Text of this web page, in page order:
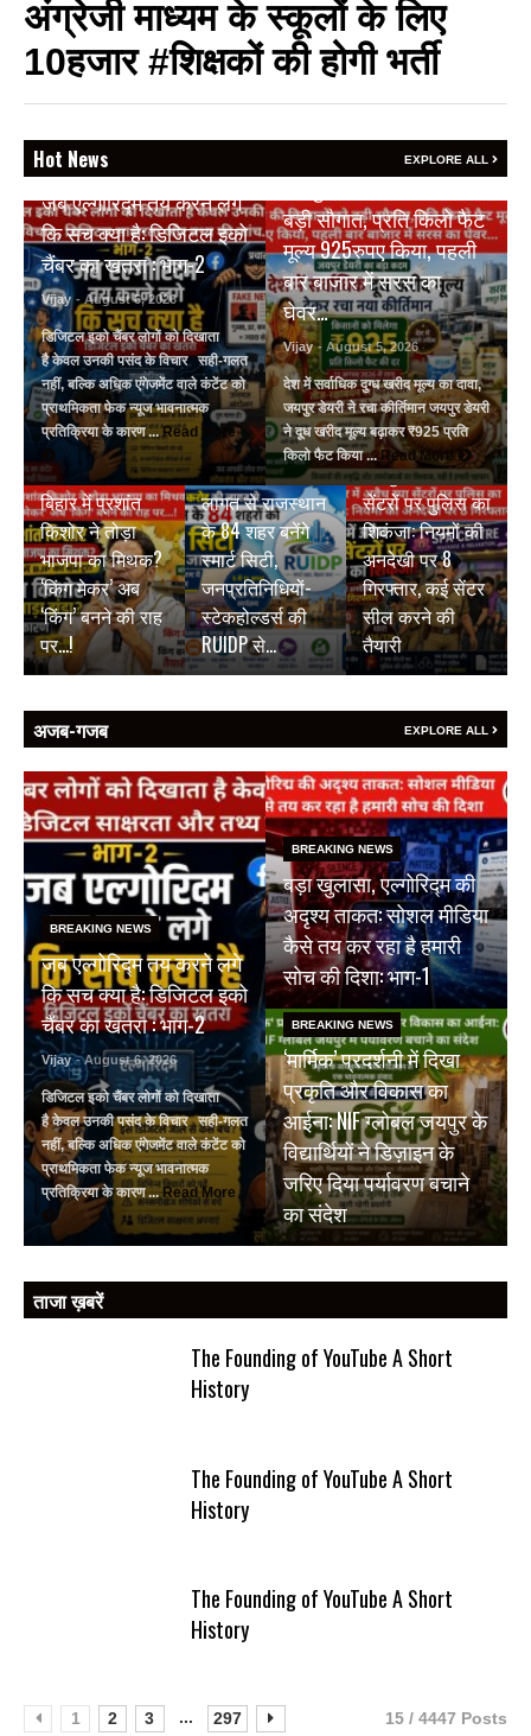
अंग्रेजी माध्यम के स्कूलों के लिए
10हजार #शिक्षकों की होगी भर्ती
Hot News EXPLORE ALL
BREAKING NEWS
जब एल्गोरिद्म तय करने लगे
कि सच क्या है: डिजिटल इको
चैंबर का खतरा : भाग-2
Vijay - August 6, 2026
डिजिटल इको चैंबर लोगों को दिखाता
है केवल उनकी पसंद के विचार सही-गलत
नहीं, बल्कि अधिक एंगेजमेंट वाले कंटेंट को
प्राथमिकता फेक न्यूज भावनात्मक
प्रतिक्रिया के कारण ... Read More
बड़ी सौगात, प्रति किलो फैट
मूल्य 925रुपए किया, पहली
बार बाजार में सरस का
घेवर…
Vijay - August 5, 2026
देश में सर्वाधिक दुग्ध खरीद मूल्य का दावा,
जयपुर डेयरी ने रचा कीर्तिमान जयपुर डेयरी
ने दूध खरीद मूल्य बढ़ाकर ₹925 प्रति
किलो फैट किया ... Read More
BREAKING NEWS
बिहार में प्रशांत
किशोर ने तोड़ा
भाजपा का मिथक?
‘किंग मेकर’ अब
‘किंग’ बनने की राह
पर…!
BREAKING NEWS
₹9500 करोड़ की
लागत से राजस्थान
के 84 शहर बनेंगे
स्मार्ट सिटी,
जनप्रतिनिधियों-
स्टेकहोल्डर्स की
RUIDP से…
BREAKING NEWS
जयपुर में अवैध स्पा
सेंटरों पर पुलिस का
शिकंजा: नियमों की
अनदेखी पर 8
गिरफ्तार, कई सेंटर
सील करने की
तैयारी
अजब-गजब EXPLORE ALL
BREAKING NEWS
जब एल्गोरिद्म तय करने लगे
कि सच क्या है: डिजिटल इको
चैंबर का खतरा : भाग-2
Vijay - August 6, 2026
डिजिटल इको चैंबर लोगों को दिखाता
है केवल उनकी पसंद के विचार सही-गलत
नहीं, बल्कि अधिक एंगेजमेंट वाले कंटेंट को
प्राथमिकता फेक न्यूज भावनात्मक
प्रतिक्रिया के कारण ... Read More
BREAKING NEWS
बड़ा खुलासा, एल्गोरिद्म की
अदृश्य ताकत: सोशल मीडिया
कैसे तय कर रहा है हमारी
सोच की दिशा: भाग-1
BREAKING NEWS
‘मार्मिक’ प्रदर्शनी में दिखा
प्रकृति और विकास का
आईना: NIF ग्लोबल जयपुर के
विद्यार्थियों ने डिज़ाइन के
जरिए दिया पर्यावरण बचाने
का संदेश
ताजा ख़बरें
The Founding of YouTube A Short
History
The Founding of YouTube A Short
History
The Founding of YouTube A Short
History
1 2 3 ... 297 15 / 4447 Posts